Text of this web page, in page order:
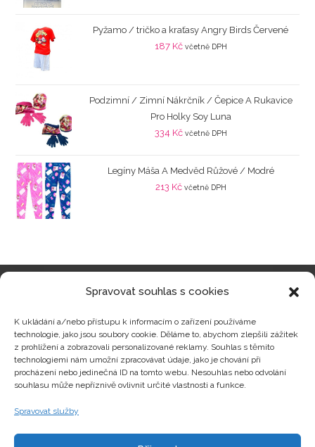
Spravovat souhlas s cookies
K ukládání a/nebo přístupu k informacím o zařízení používáme
technologie, jako jsou soubory cookie. Děláme to, abychom zlepšili zážitek
z prohlížení a zobrazovali personalizované reklamy. Souhlas s těmito
technologiemi nám umožní zpracovávat údaje, jako je chování při
procházení nebo jedinečná ID na tomto webu. Nesouhlas nebo odvolání
souhlasu může nepříznivě ovlivnit určité vlastnosti a funkce.
Spravovat služby
Pyžamo / tričko a kraťasy Angry Birds Červené
187 Kč včetně DPH
Podzimní / Zimní Nákrčník / Čepice A Rukavice
Pro Holky Soy Luna
334 Kč včetně DPH
Legíny Máša A Medvěd Růžové / Modré
213 Kč včetně DPH
Zajímavosti
Kontakty